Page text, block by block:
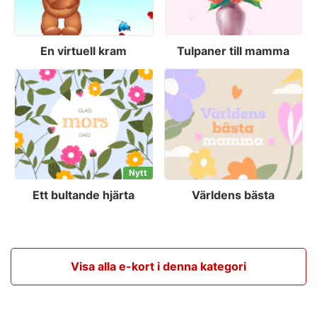
En virtuell kram Tulpaner till mamma
Nytt
Ett bultande hjärta Världens bästa
Visa alla e-kort i denna kategori